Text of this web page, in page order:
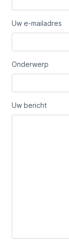
Uw e-mailadres
Onderwerp
Uw bericht